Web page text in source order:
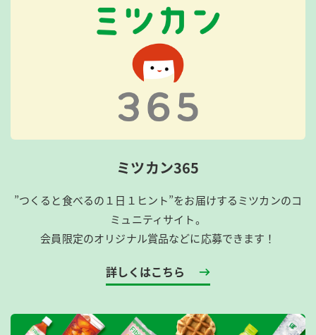
計18パック（合計50名様）
※「金のつぶ® たれたっぷり！たまご醤油たれひきわり ３
P」はエリア限定商品です。
※要冷蔵品のため、クール便にてお届けします。
※お届け日時のご指定、宅配ボックス、留め置きのご要望
せてご案内いたします。
【参加方法】
STEP①Twitterでミツカン公式アカウントをフォロー。
STEP②ハッシュタグ「#たまご醤油たれ」をつけて、あな
STEP③投稿していただいた方の中から、当社抽選で合計50
り3P」をプレゼント。また、当選された50名様の中から更
ミツカン365
”つくると食べるの１日１ヒント”をお届けするミツカンのコ
ミュニティサイト。
会員限定のオリジナル賞品などに応募できます！
詳しくはこちら